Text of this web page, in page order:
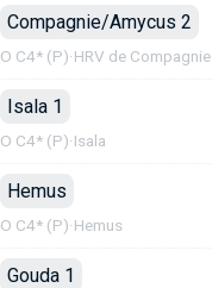
Compagnie/Amycus 2
O C4* (P)·HRV de Compagnie
Isala 1
O C4* (P)·Isala
Hemus
O C4* (P)·Hemus
Gouda 1